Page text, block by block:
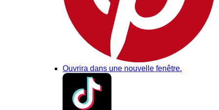
Ouvrira dans une nouvelle fenêtre.